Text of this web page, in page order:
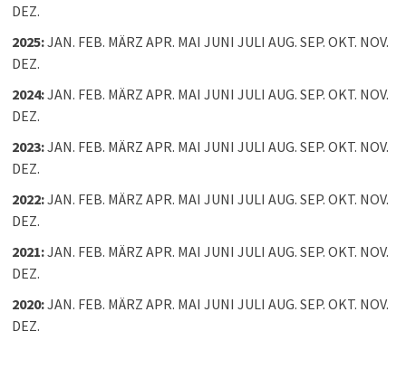
DEZ.
2025:JAN. FEB. MÄRZ APR. MAI JUNI JULI AUG. SEP. OKT. NOV.
DEZ.
2024:JAN. FEB. MÄRZ APR. MAI JUNI JULI AUG. SEP. OKT. NOV.
DEZ.
2023:JAN. FEB. MÄRZ APR. MAI JUNI JULI AUG. SEP. OKT. NOV.
DEZ.
2022:JAN. FEB. MÄRZ APR. MAI JUNI JULI AUG. SEP. OKT. NOV.
DEZ.
2021:JAN. FEB. MÄRZ APR. MAI JUNI JULI AUG. SEP. OKT. NOV.
DEZ.
2020:JAN. FEB. MÄRZ APR. MAI JUNI JULI AUG. SEP. OKT. NOV.
DEZ.